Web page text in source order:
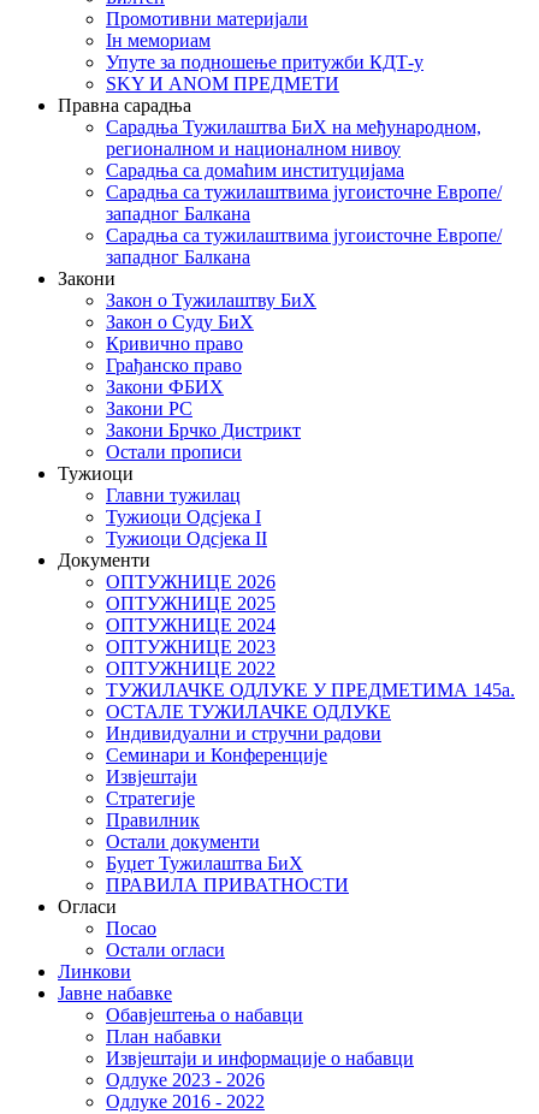
Промотивни материјали
Iн мемориам
Упуте за подношење притужби КДТ-у
SKY И ANOM ПРЕДМЕТИ
Правна сарадња
Сарадња Тужилаштва БиХ на међународном,
регионалном и националном нивоу
Сарадња са домаћим институцијама
Сарадња са тужилаштвима југоисточне Европе/
западног Балкана
Сарадња са тужилаштвима југоисточне Европе/
западног Балкана
Закони
Закон о Тужилаштву БиХ
Закон о Суду БиХ
Кривично право
Грађанско право
Закони ФБИХ
Закони РС
Закони Брчко Дистрикт
Остали прописи
Тужиоци
Главни тужилац
Тужиоци Oдсјекa I
Тужиоци Oдсјекa II
Документи
ОПТУЖНИЦЕ 2026
ОПТУЖНИЦЕ 2025
ОПТУЖНИЦЕ 2024
ОПТУЖНИЦЕ 2023
ОПТУЖНИЦЕ 2022
ТУЖИЛАЧКЕ ОДЛУКЕ У ПРЕДМЕТИМА 145а.
ОСТАЛЕ ТУЖИЛАЧКЕ ОДЛУКЕ
Индивидуални и стручни радови
Семинари и Конференције
Извјештаји
Стратегије
Правилник
Остали документи
Буџет Тужилаштва БиХ
ПРАВИЛА ПРИВАТНОСТИ
Огласи
Посао
Остали огласи
Линкови
Јавне набавке
Обавјештења о набавци
План набавки
Извјештаји и информације о набавци
Одлуке 2023 - 2026
Одлуке 2016 - 2022